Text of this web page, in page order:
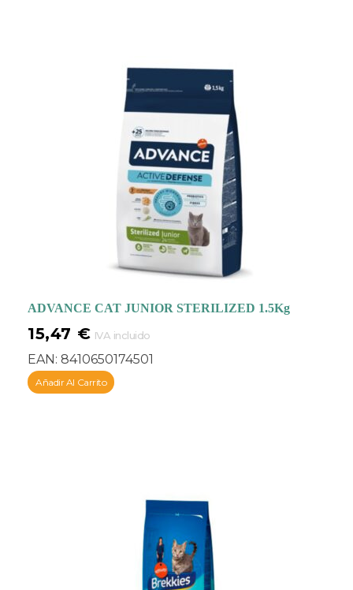
ADVANCE CAT JUNIOR STERILIZED 1.5Kg
15,47 € IVA incluido
EAN: 8410650174501
Añadir Al Carrito